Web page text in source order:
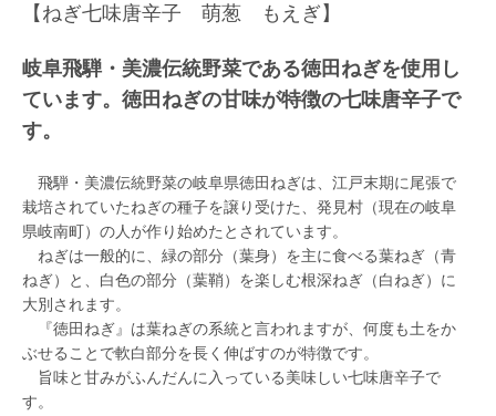
【ねぎ七味唐辛子 萌葱 もえぎ】
岐阜飛騨・美濃伝統野菜である徳田ねぎを使用し
ています。徳田ねぎの甘味が特徴の七味唐辛子で
す。
飛騨・美濃伝統野菜の岐阜県徳田ねぎは、江戸末期に尾張で
栽培されていたねぎの種子を譲り受けた、発見村（現在の岐阜
県岐南町）の人が作り始めたとされています。
ねぎは一般的に、緑の部分（葉身）を主に食べる葉ねぎ（青
ねぎ）と、白色の部分（葉鞘）を楽しむ根深ねぎ（白ねぎ）に
大別されます。
『徳田ねぎ』は葉ねぎの系統と言われますが、何度も土をか
ぶせることで軟白部分を長く伸ばすのが特徴です。
旨味と甘みがふんだんに入っている美味しい七味唐辛子で
す。